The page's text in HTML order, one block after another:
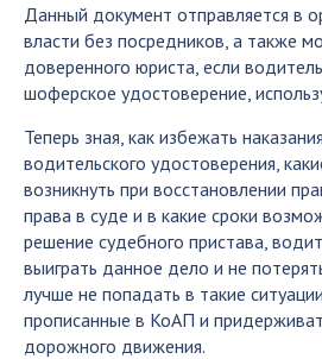
Данный документ отправляется в
власти без посредников, а также
доверенного юриста, если
шоферское удостоверение,
Теперь зная, как избежать
водительского удостоверения,
возникнуть при восстановлении
права в суде и в какие сроки
решение судебного пристава,
выиграть данное дело и не
лучше не попадать в такие
прописанные в КоАП и
дорожного движения.